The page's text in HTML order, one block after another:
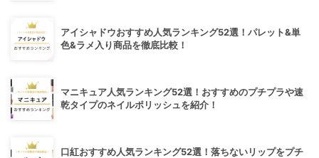
アイシャドウおすすめ人気ランキング52選！パレット&単
色&ラメ入り商品を徹底比較！
マニキュア人気ランキング52選！おすすめのプチプラや速
乾タイプのネイルポリッシュを紹介！
口紅おすすめ人気ランキング52選！落ちないリップをプチ